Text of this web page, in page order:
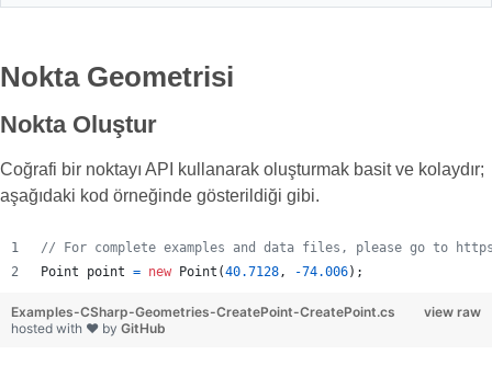
Nokta Geometrisi
Nokta Oluştur
Coğrafi bir noktayı API kullanarak oluşturmak basit ve kolaydır;
aşağıdaki kod örneğinde gösterildiği gibi.
// For complete examples and data files, please go to
Point
point = new Point (40.7128, -74.006) ;
view raw
Examples-CSharp-Geometries-CreatePoint-CreatePoint.cs
hosted with ❤ by GitHub